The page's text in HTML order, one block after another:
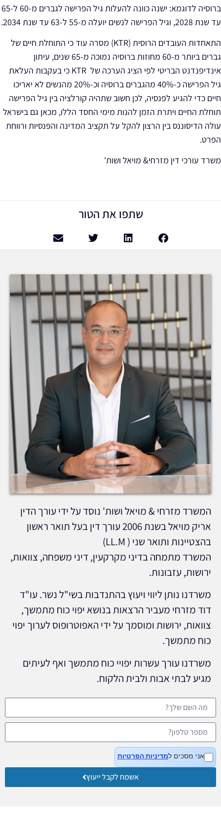
ברוסיה לדוגמא: ישנה כוונה להעלות גיל הפרישה לגברים מ-60 ל-65
עד שנת 2028, וגיל הפרישה לנשים יועלה מ-55 ל-63 עד שנת 2034.
התאחדות העובדים הרוסית (KTR) מסרה עוד כי התוחלת חיים של
גברים ביותר מ-60 מחוזות ברוסיה נמוכה מ-65 שנים, עיתון
אינדיפנדנט הבריטי לפי הציג הערכה של KTR כי בעקבות העלאת
גיל הפרישה כ-40% מהגברים ברוסיה וכ-20% מהנשים לא יאריכו
חיים כדי להגיע לפנסיה, לכן חשוב שתהיה קורלציה בין גיל הפרישה
תוחלת החיים ויתרת הזמן להנות מימי החסד הללו, מכאן גם בישראל
עולה הדיסוננס בין הרצון להקל על תקציב המדינה והפנסיות ורווחת
הפרט.
משרד עורכי דין מזרחי& מויאל ושות'
שתפו את הטור
המשרד מזרחי & מויאל ושות' נוסד על ידי עורך הדין
אריק מויאל בשנת 2006 עורך דין בעל תואר ראשון
בהצטיינות ותואר שני ( LL.M)
המשרד מתמחה בדיני מקרקעין, דיני משפחה, צוואות,
ירושות, עזבונות.
משרדנו נותן ליווי ויעוץ בהתנדבות בשי"ל נשר. עו"ד
דוד מזרחי מעביר הרצאות בנושא יפוי כוח מתמשך,
צוואות, ירושות ומוסמך על ידי האפוטרופוס לערוך יפוי
כוח מתמשך.
משרדנו עורך עשרות יפויי כוח מתמשך ואף לעיתים
מגיע לבתי אבות ולבית הלקוח.
אני מסכים למדיניות הפרטיות
אשמח לקבל ייעוץ